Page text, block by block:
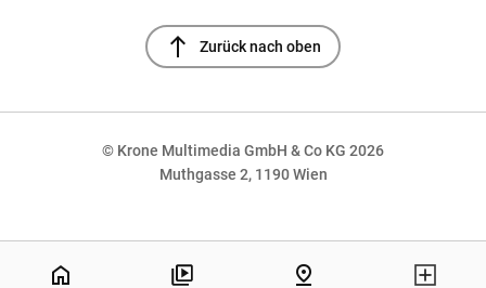
north Zurück nach oben
© Krone Multimedia GmbH & Co KG 2026
Muthgasse 2, 1190 Wien
home pin_drop
NaN%